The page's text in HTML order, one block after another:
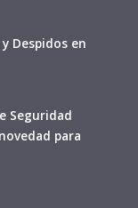
Despidos en
Seguridad
para